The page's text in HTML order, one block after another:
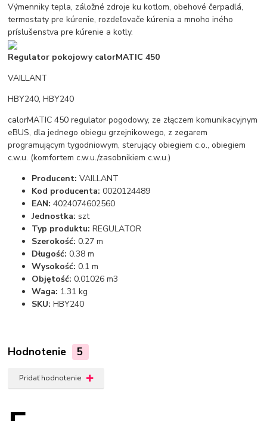
Výmenniky tepla, záložné zdroje ku kotlom, obehové čerpadlá,
termostaty pre kúrenie, rozdeľovače kúrenia a mnoho iného
príslušenstva pre kúrenie a kotly.
Regulator pokojowy calorMATIC 450
VAILLANT
HBY240, HBY240
calorMATIC 450 regulator pogodowy, ze złączem komunikacyjnym
eBUS, dla jednego obiegu grzejnikowego, z zegarem
programującym tygodniowym, sterujący obiegiem c.o., obiegiem
c.w.u. (komfortem c.w.u./zasobnikiem c.w.u.)
Producent: VAILLANT
Kod producenta: 0020124489
EAN: 4024074602560
Jednostka: szt
Typ produktu: REGULATOR
Szerokość: 0.27 m
Długość: 0.38 m
Wysokość: 0.1 m
Objętość: 0.01026 m3
Waga: 1.31 kg
SKU: HBY240
Hodnotenie 5
Pridať hodnotenie